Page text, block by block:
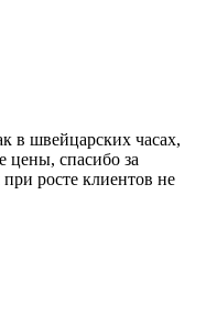
в швейцарских часах,
цены, спасибо за
росте клиентов не